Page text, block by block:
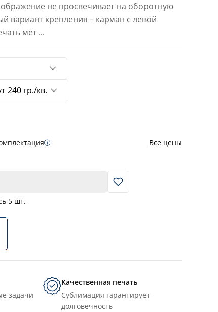
не просвечивает на оборотную
вариант крепления – карман с левой
мет ...
Все цены
5 шт.
задачи
Качественная печать
Сублимация гарантирует
долговечность